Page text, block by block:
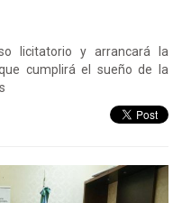
licitatorio y arrancará la
cumplirá el sueño de la